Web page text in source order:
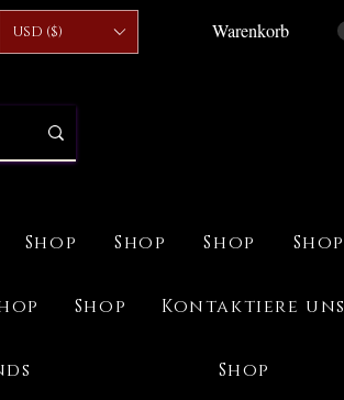
USD ($) Warenkorb
Shop Shop Shop Shop
Shop Kontaktiere uns
Shop